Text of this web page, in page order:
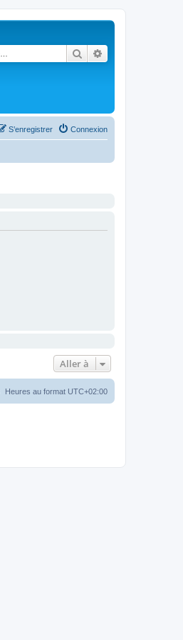
Rechercher
Connexion
S’enregistrer
Aller à
Heures au format UTC+02:00